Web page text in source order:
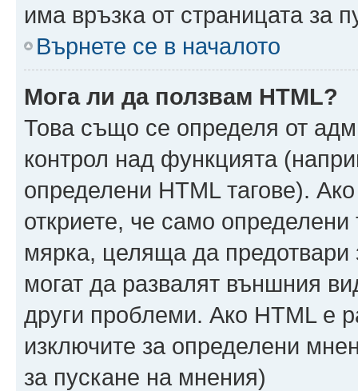
има връзка от страницата за
Върнете се в началото
Мога ли да ползвам HTML?
Това също се определя от
контрол над функцията
определени HTML тагове).
откриете, че само определени
мярка, целяща да предотвари
могат да развалят външния
други проблеми. Ако HTML е
изключите за определени
за пускане на мнения)